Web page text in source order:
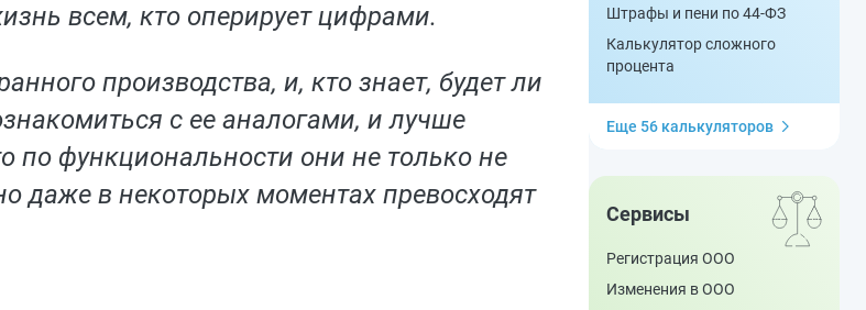
всем, кто оперирует цифрами.
производства, и, кто знает, будет ли
с ее аналогами, и лучше
по функциональности они не только не
даже в некоторых моментах превосходят
Штрафы и пени по 44-ФЗ
Калькулятор сложного
процента
Еще 56 калькуляторов
Сервисы
Регистрация ООО
Изменения в ООО